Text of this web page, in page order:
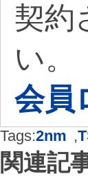
契約
い。
会員
Tags:2nm ,
関連記